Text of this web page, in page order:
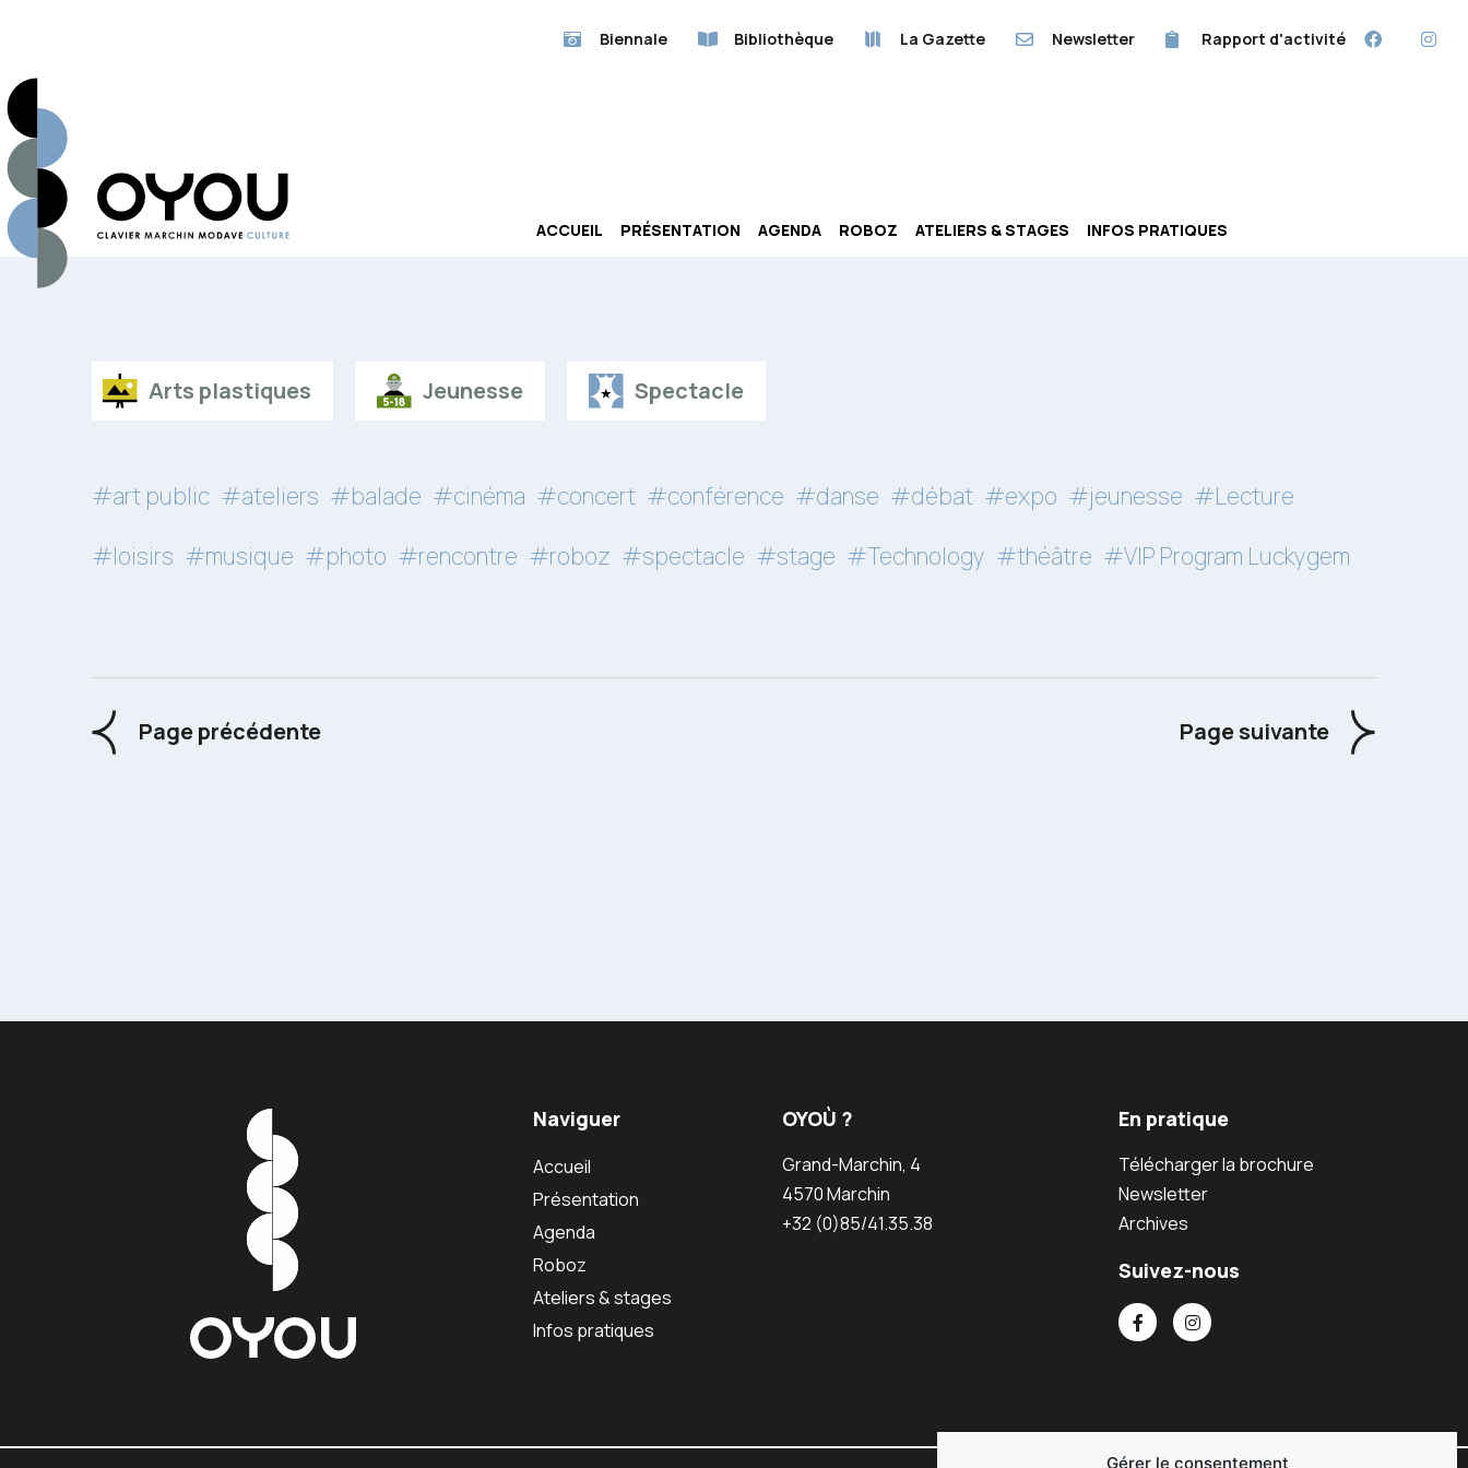
Gérer le consentement
Biennale Bibliothèque La Gazette Newsletter Rapport d'activité
ACCUEIL PRÉSENTATION AGENDA ROBOZ ATELIERS & STAGES INFOS PRATIQUES
Arts plastiques Jeunesse Spectacle
#art public #ateliers #balade #cinéma #concert #conférence #danse #débat #expo #jeunesse #Lecture
#loisirs #musique #photo #rencontre #roboz #spectacle #stage #Technology #théâtre #VIP Program Luckygem
Page précédente Page suivante
Naviguer
Accueil
Présentation
Agenda
Roboz
Ateliers & stages
Infos pratiques
OYOÙ ?
Grand-Marchin, 4
4570 Marchin
+32 (0)85/41.35.38
En pratique
Télécharger la brochure
Newsletter
Archives
Suivez-nous